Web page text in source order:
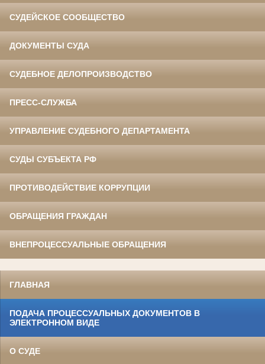
СУДЕЙСКОЕ СООБЩЕСТВО
ДОКУМЕНТЫ СУДА
СУДЕБНОЕ ДЕЛОПРОИЗВОДСТВО
ПРЕСС-СЛУЖБА
УПРАВЛЕНИЕ СУДЕБНОГО ДЕПАРТАМЕНТА
СУДЫ СУБЪЕКТА РФ
ПРОТИВОДЕЙСТВИЕ КОРРУПЦИИ
ОБРАЩЕНИЯ ГРАЖДАН
ВНЕПРОЦЕССУАЛЬНЫЕ ОБРАЩЕНИЯ
ГЛАВНАЯ
ПОДАЧА ПРОЦЕССУАЛЬНЫХ ДОКУМЕНТОВ В
ЭЛЕКТРОННОМ ВИДЕ
О СУДЕ